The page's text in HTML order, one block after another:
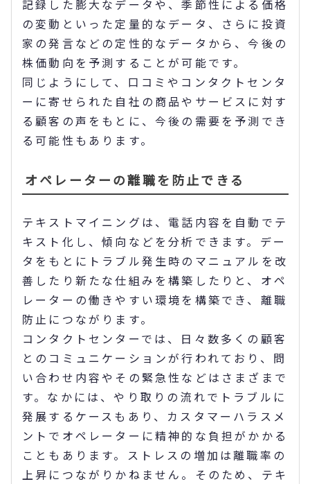
記録した膨大なデータや、季節性による価格
の変動といった定量的なデータ、さらに投資
家の発言などの定性的なデータから、今後の
株価動向を予測することが可能です。
同じようにして、口コミやコンタクトセンタ
ーに寄せられた自社の商品やサービスに対す
る顧客の声をもとに、今後の需要を予測でき
る可能性もあります。
オペレーターの離職を防止できる
テキストマイニングは、電話内容を自動でテ
キスト化し、傾向などを分析できます。デー
タをもとにトラブル発生時のマニュアルを改
善したり新たな仕組みを構築したりと、オペ
レーターの働きやすい環境を構築でき、離職
防止につながります。
コンタクトセンターでは、日々数多くの顧客
とのコミュニケーションが行われており、問
い合わせ内容やその緊急性などはさまざまで
す。なかには、やり取りの流れでトラブルに
発展するケースもあり、カスタマーハラスメ
ントでオペレーターに精神的な負担がかかる
こともあります。ストレスの増加は離職率の
上昇につながりかねません。そのため、テキ